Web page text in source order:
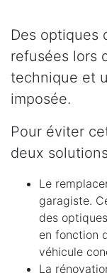
Des optiques
refusées lors
technique et
imposée.
Pour éviter
deux
Le
garagiste.
des
en fonction
véhicule
La